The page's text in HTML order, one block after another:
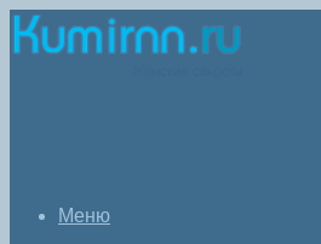
Меню